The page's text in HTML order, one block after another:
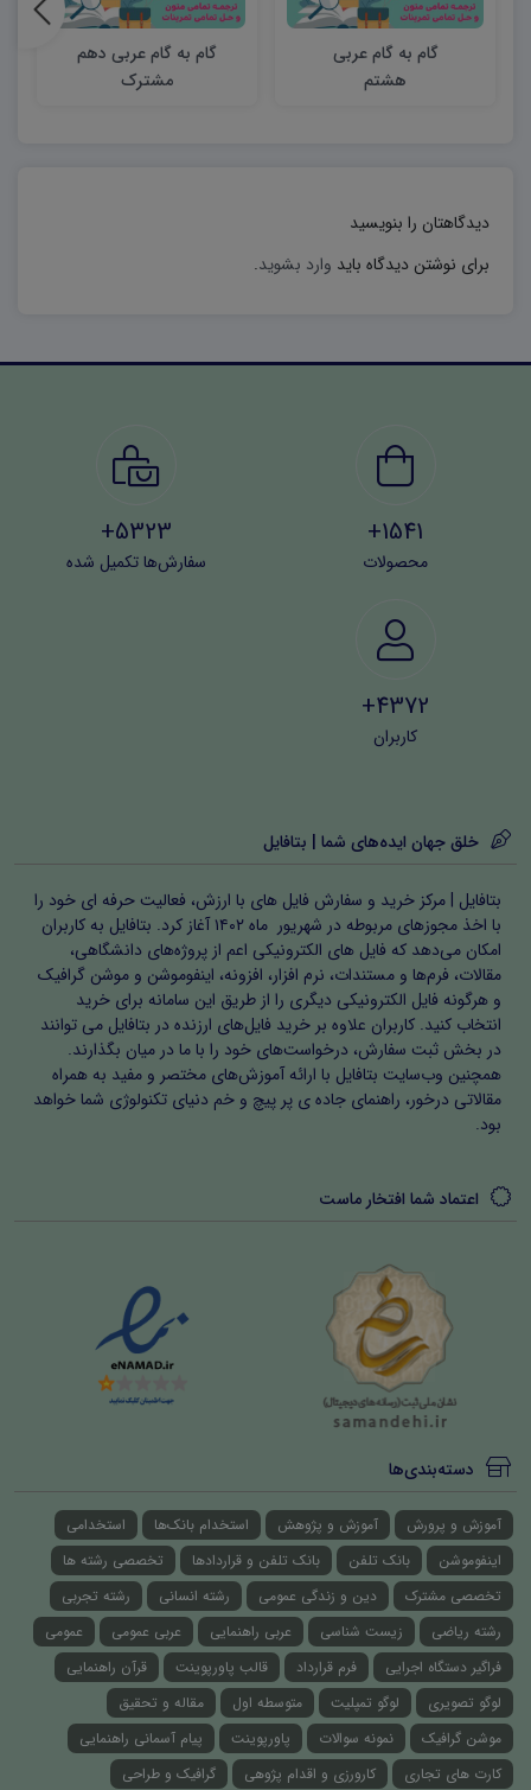
گام به گام عربی
هشتم
گام به گام عربی دهم
مشترک
دیدگاهتان را بنویسید
برای نوشتن دیدگاه باید وارد بشوید.
1541+
محصولات
5323+
سفارش‌ها تکمیل شده
4372+
کاربران
خلق جهان ایده‌های شما | بتافایل
بتافایل | مرکز خرید و سفارش فایل های با ارزش، فعالیت حرفه ای خود را
با اخذ مجوزهای مربوطه در شهریور ماه ۱۴۰۲ آغاز کرد. بتافایل به کاربران
امکان می‌دهد که فایل های الکترونیکی اعم از پروژه‌های دانشگاهی،
مقالات، فرم‌ها و مستندات، نرم افزار، افزونه، اینفوموشن و موشن گرافیک
و هرگونه فایل الکترونیکی دیگری را از طریق این سامانه برای خرید
انتخاب کنید. کاربران علاوه بر خرید فایل‌های ارزنده در بتافایل می توانند
در بخش ثبت سفارش، درخواست‌های خود را با ما در میان بگذارند.
همچنین وب‌سایت بتافایل با ارائه آموزش‌های مختصر و مفید به همراه
مقالاتی درخور، راهنمای جاده ی پر پیچ و خم دنیای تکنولوژی شما خواهد
بود.
اعتماد شما افتخار ماست
دسته‌بندی‌ها
آموزش و پرورش آموزش و پژوهش استخدام بانک‌ها
استخدامی
اینفوموشن
بانک تلفن بانک تلفن و قراردادها
تخصصی رشته ها
تخصصی مشترک
دین و زندگی عمومی رشته انسانی
رشته تجربی
رشته ریاضی
زیست شناسی عربی راهنمایی عربی عمومی
عمومی
فراگیر دستگاه اجرایی
فرم قرارداد قالب پاورپوینت
قرآن راهنمایی
لوگو تصویری
لوگو تمپلیت متوسطه اول
مقاله و تحقیق
موشن گرافیک
نمونه سوالات پاورپوینت
پیام آسمانی راهنمایی
کارت های تجاری
کارورزی و اقدام پژوهی گرافیک و طراحی